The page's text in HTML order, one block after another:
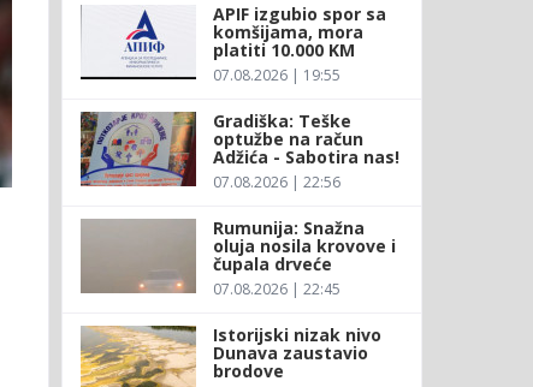
APIF izgubio spor sa
komšijama, mora
platiti 10.000 KM
07.08.2026 | 19:55
Gradiška: Teške
optužbe na račun
Adžića - Sabotira nas!
07.08.2026 | 22:56
Rumunija: Snažna
oluja nosila krovove i
čupala drveće
07.08.2026 | 22:45
Istorijski nizak nivo
Dunava zaustavio
brodove